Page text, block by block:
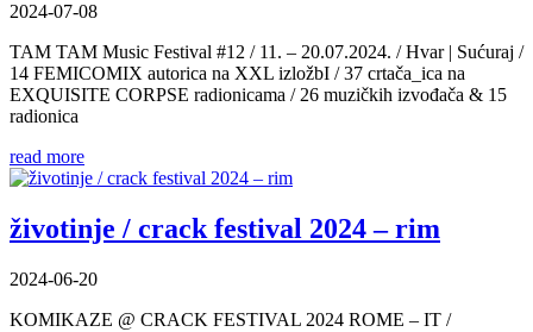
2024-07-08
TAM TAM Music Festival #12 / 11. – 20.07.2024. / Hvar | Sućuraj /
14 FEMICOMIX autorica na XXL izložbI / 37 crtača_ica na
EXQUISITE CORPSE radionicama / 26 muzičkih izvođača & 15
radionica
read more
životinje / crack festival 2024 – rim
2024-06-20
KOMIKAZE @ CRACK FESTIVAL 2024 ROME – IT /